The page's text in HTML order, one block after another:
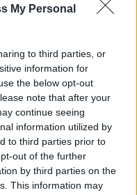
My Personal
to third parties, or
information for
the below opt-out
note that after your
continue seeing
information utilized by
to third parties prior to
out of the further
by third parties on the
This information may